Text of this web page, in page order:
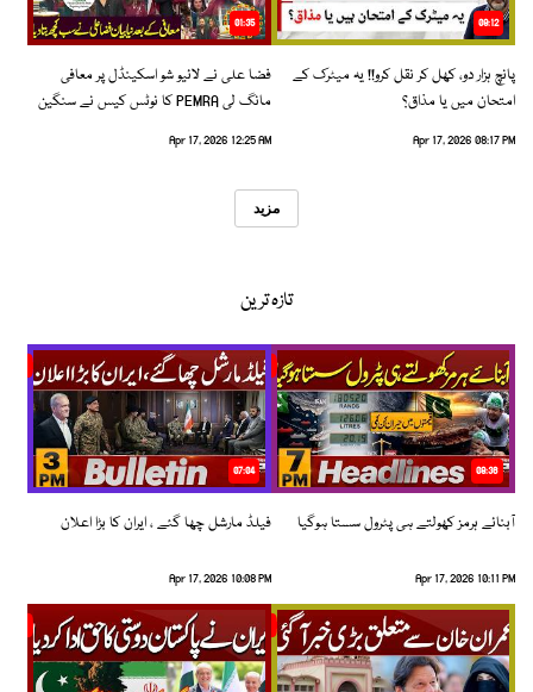
09:12
پانچ ہزار دو، کھل کر نقل کرو!! یہ میٹرک کے
امتحان میں یا مذاق؟
Apr 17, 2026 08:17 PM
01:35
فضا علی نے لائیو شو اسکینڈل پر معافی
مانگ لی PEMRA کا نوٹس کیس نے سنگین
Apr 17, 2026 12:25 AM
مزید
تازہ ترین
08:36
آبنائے ہرمز کھولتے ہی پٹرول سستا ہوگیا
Apr 17, 2026 10:11 PM
07:04
فیلڈ مارشل چھا گئے ، ایران کا بڑا اعلان
Apr 17, 2026 10:08 PM